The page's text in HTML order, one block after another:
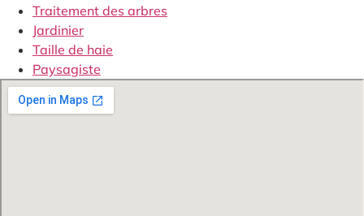
Traitement des arbres
Jardinier
Taille de haie
Paysagiste